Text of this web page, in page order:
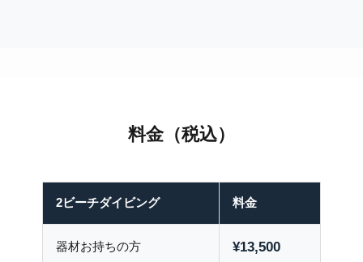
料金（税込）
2ビーチダイビング 料金
器材お持ちの方 ¥13,500